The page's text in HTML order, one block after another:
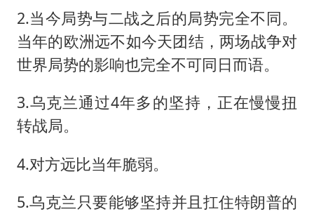
2.当今局势与二战之后的局势完全不同。
当年的欧洲远不如今天团结，两场战争对
世界局势的影响也完全不可同日而语。
3.乌克兰通过4年多的坚持，正在慢慢扭
转战局。
4.对方远比当年脆弱。
5.乌克兰只要能够坚持并且扛住特朗普的